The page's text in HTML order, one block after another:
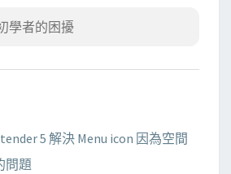
學者的困擾
5 解決 Menu icon 因為空間
問題